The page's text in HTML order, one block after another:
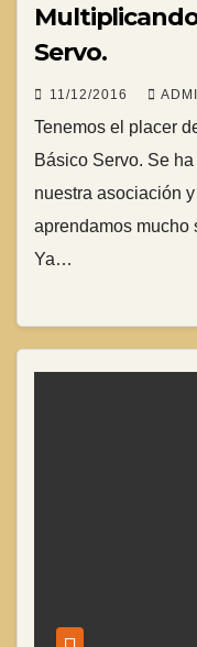
Servo.
11/12/2016
Tenemos el placer
Básico Servo. Se
nuestra asociación
aprendamos mucho
Ya…